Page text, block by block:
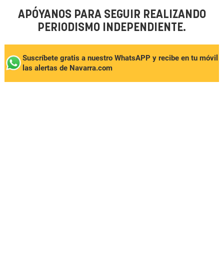
APÓYANOS PARA SEGUIR REALIZANDO
PERIODISMO INDEPENDIENTE.
Suscríbete gratis a nuestro WhatsAPP y recibe en tu móvil
las alertas de Navarra.com